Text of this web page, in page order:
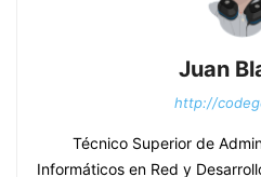
Juan
http://
Técnico Superior de
Informáticos en Red y